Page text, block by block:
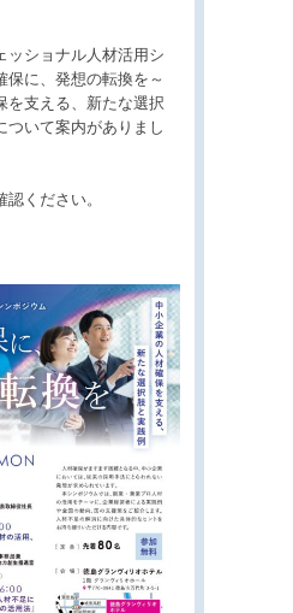
ッショナル人材活用シ
保に、発想の転換を～
を支える、新たな選択
ついて案内がありまし
ください。